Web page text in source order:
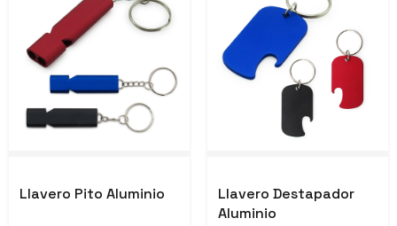
Llavero Pito Aluminio
Llavero Destapador
Aluminio